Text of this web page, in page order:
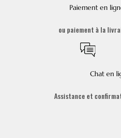
Paiement en
ou paiement à la
Chat en
Assistance et